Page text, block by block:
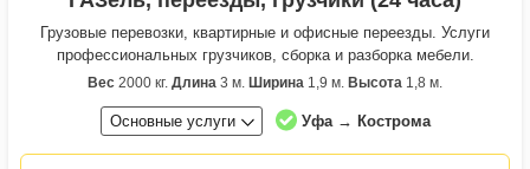
Грузовые перевозки, квартирные и офисные переезды. Услуги
профессиональных грузчиков, сборка и разборка мебели.
Вес 2000 кг. Длина 3 м. Ширина 1,9 м. Высота 1,8 м.
Основные услуги Уфа → Кострома